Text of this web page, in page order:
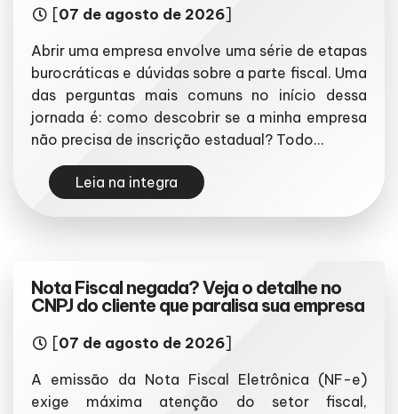
[07 de agosto de 2026]
Abrir uma empresa envolve uma série de etapas
burocráticas e dúvidas sobre a parte fiscal. Uma
das perguntas mais comuns no início dessa
jornada é: como descobrir se a minha empresa
não precisa de inscrição estadual? Todo...
Leia na integra
Nota Fiscal negada? Veja o detalhe no
CNPJ do cliente que paralisa sua empresa
[07 de agosto de 2026]
A emissão da Nota Fiscal Eletrônica (NF-e)
exige máxima atenção do setor fiscal,